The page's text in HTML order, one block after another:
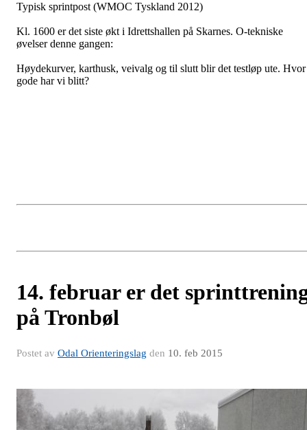
Typisk sprintpost (WMOC Tyskland 2012)
Kl. 1600 er det siste økt i Idrettshallen på Skarnes. O-tekniske
øvelser denne gangen:
Høydekurver, karthusk, veivalg og til slutt blir det testløp ute. Hvor
gode har vi blitt?
14. februar er det
på Tronbøl
Postet av Odal Orienteringslag den 10. feb 2015